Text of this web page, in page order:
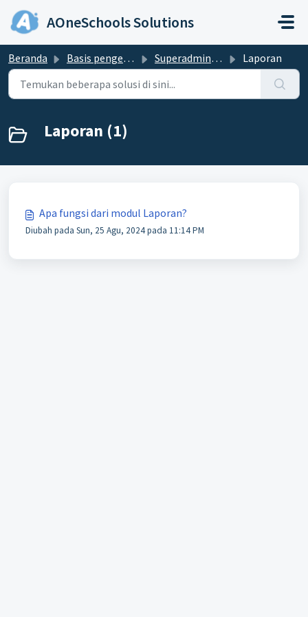
Lewatkan ke konten utama
AOneSchools Solutions
Beranda Basis pengetahuan Superadmin & Admin Laporan
Laporan (1)
Apa fungsi dari modul Laporan?
Diubah pada Sun, 25 Agu, 2024 pada 11:14 PM